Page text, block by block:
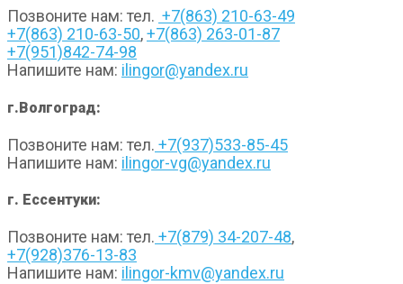
Позвоните нам: тел. +7(863) 210-63-49
+7(863) 210-63-50,+7(863) 263-01-87
+7(951)842-74-98
Напишите нам: ilingor@yandex.ru
г.Волгоград:
Позвоните нам: тел. +7(937)533-85-45
Напишите нам: ilingor-vg@yandex.ru
г. Ессентуки:
Позвоните нам: тел. +7(879) 34-207-48,
+7(928)376-13-83
Напишите нам: ilingor-kmv@yandex.ru